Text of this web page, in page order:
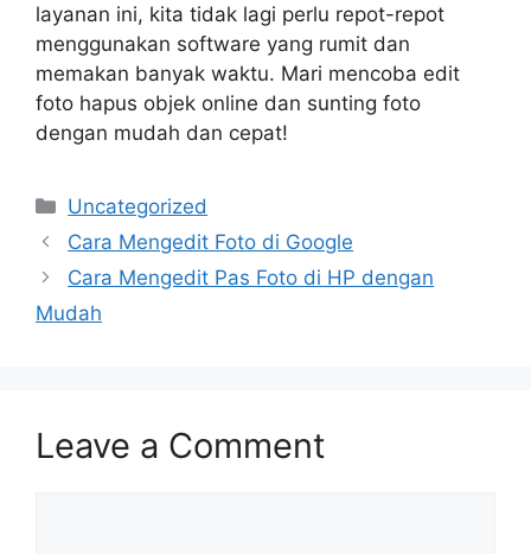
layanan ini, kita tidak lagi perlu repot-repot
menggunakan software yang rumit dan
memakan banyak waktu. Mari mencoba edit
foto hapus objek online dan sunting foto
dengan mudah dan cepat!
Categories
Uncategorized
Cara Mengedit Foto di Google
Cara Mengedit Pas Foto di HP dengan
Mudah
Leave a Comment